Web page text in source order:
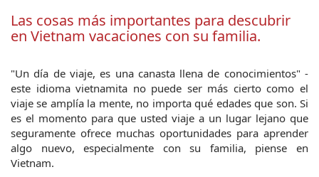
Las cosas más importantes para descubrir
en Vietnam vacaciones con su familia.
"Un día de viaje, es una canasta llena de conocimientos" -
este idioma vietnamita no puede ser más cierto como el
viaje se amplía la mente, no importa qué edades que son. Si
es el momento para que usted viaje a un lugar lejano que
seguramente ofrece muchas oportunidades para aprender
algo nuevo, especialmente con su familia, piense en
Vietnam.